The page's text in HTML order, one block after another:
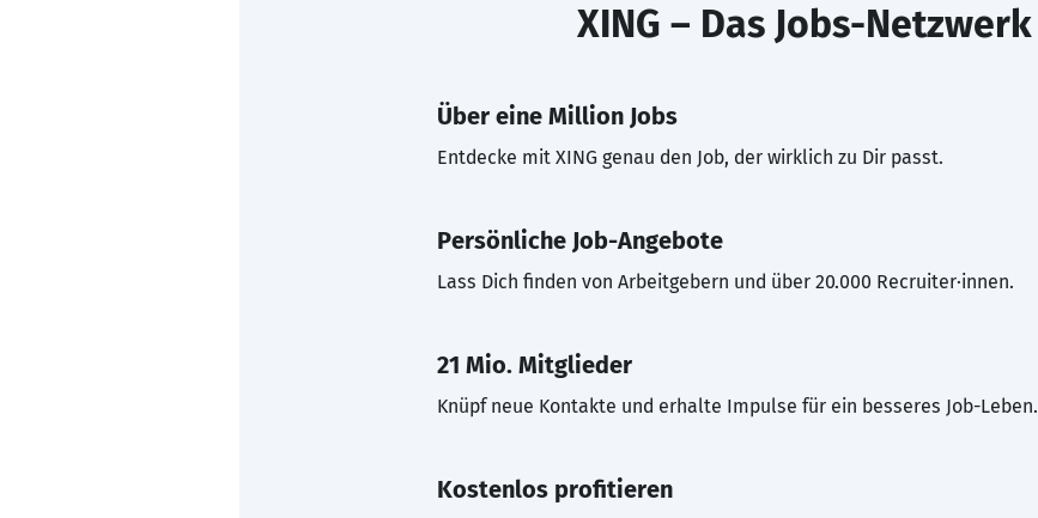
XING – Das Jobs-Netzwerk
Über eine Million Jobs
Entdecke mit XING genau den Job, der wirklich zu Dir passt.
Persönliche Job-Angebote
Lass Dich finden von Arbeitgebern und über 20.000 Recruiter·innen.
21 Mio. Mitglieder
Knüpf neue Kontakte und erhalte Impulse für ein besseres Job-Leben.
Kostenlos profitieren